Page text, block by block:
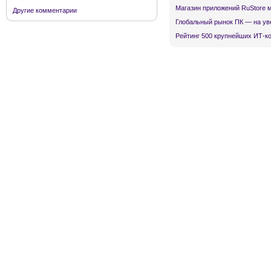
Другие комментарии
Магазин приложений RuStore
Глобальный рынок ПК — на
Рейтинг 500 крупнейших ИТ-